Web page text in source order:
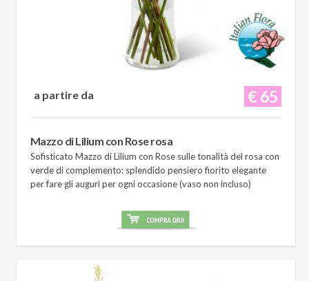
€ 65
a partire da
Mazzo di Lilium con Rose rosa
Sofisticato Mazzo di Lilium con Rose sulle tonalità del rosa con
verde di complemento: splendido pensiero fiorito elegante
per fare gli auguri per ogni occasione (vaso non incluso)